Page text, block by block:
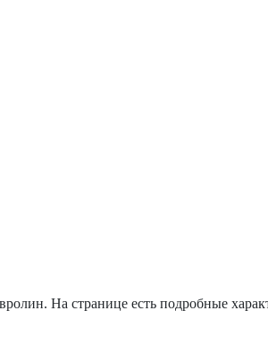
На странице есть подробные